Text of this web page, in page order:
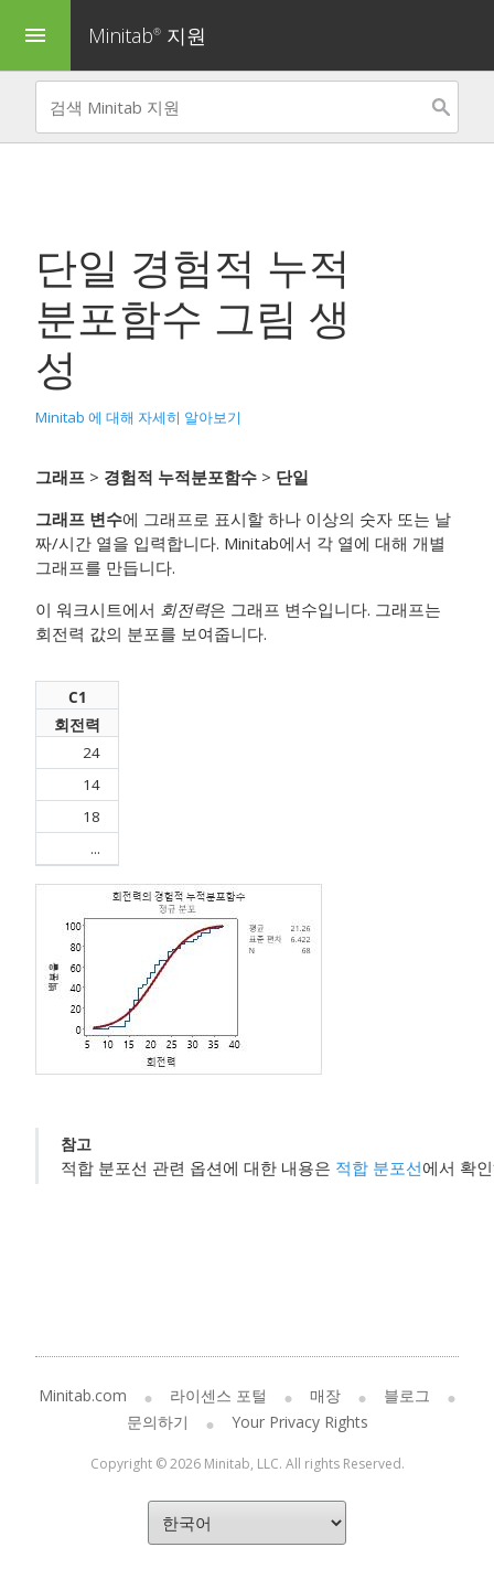
menu Minitab® 지원
단일 경험적 누적
분포함수 그림 생
성
Minitab 에 대해 자세히 알아보기
그래프 > 경험적 누적분포함수 > 단일
그래프 변수에 그래프로 표시할 하나 이상의 숫자 또는 날
짜/시간 열을 입력합니다. Minitab에서 각 열에 대해 개별
그래프를 만듭니다.
이 워크시트에서 회전력은 그래프 변수입니다. 그래프는
회전력 값의 분포를 보여줍니다.
C1
회전력
24
14
18
...
참고
적합 분포선 관련 옵션에 대한 내용은 적합 분포선에서 확
Minitab.com 라이센스 포털 매장
블로그
문의하기
Your Privacy Rights
Copyright © 2026 Minitab, LLC. All rights Reserved.